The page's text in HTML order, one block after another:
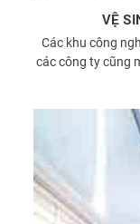
VỆ
Các khu công
các công ty cũng